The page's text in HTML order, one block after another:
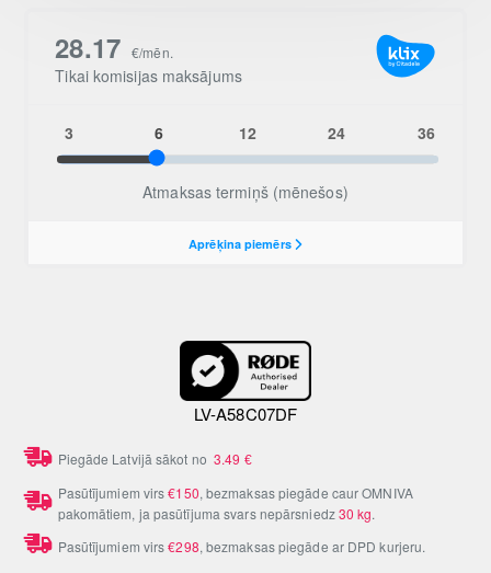
Piegāde Latvijā sākot no3.49 €
Pasūtījumiem virs€150, bezmaksas piegāde caur OMNIVA
pakomātiem, ja pasūtījuma svars nepārsniedz30 kg.
Pasūtījumiem virs€298, bezmaksas piegāde ar DPD kurjeru.
LV-A58C07DF